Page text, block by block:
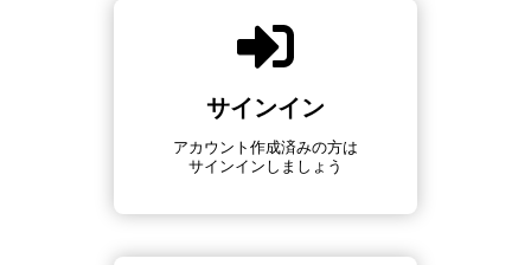
サインイン
アカウント作成済みの方は
サインインしましょう